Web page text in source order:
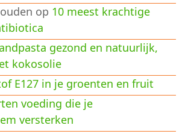
op 10 meest krachtige
gezond en natuurlijk,
kokosolie
E127 in je groenten en fruit
voeding die je
versterken